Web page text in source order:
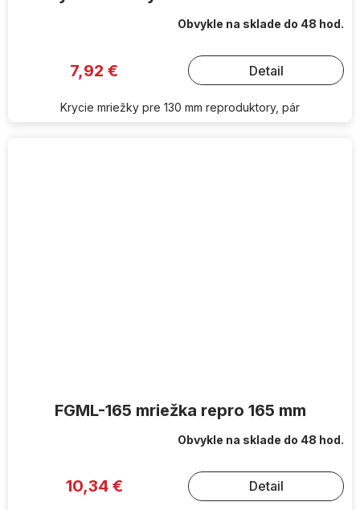
Obvykle na sklade do 48 hod.
7,92 € Detail
Krycie mriežky pre 130 mm reproduktory, pár
FGML-165 mriežka repro 165 mm
Obvykle na sklade do 48 hod.
10,34 € Detail